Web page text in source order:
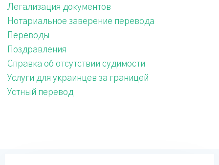
Легализация документов
Нотариальное заверение перевода
Переводы
Поздравления
Справка об отсутствии судимости
Услуги для украинцев за границей
Устный перевод